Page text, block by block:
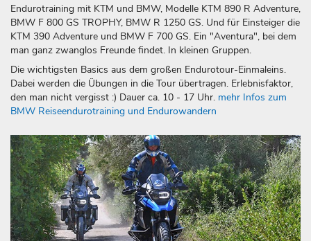
Endurotraining mit KTM und BMW, Modelle KTM 890 R Adventure,
BMW F 800 GS TROPHY, BMW R 1250 GS. Und für Einsteiger die
KTM 390 Adventure und BMW F 700 GS. Ein "Aventura", bei dem
man ganz zwanglos Freunde findet. In kleinen Gruppen.
Die wichtigsten Basics aus dem großen Endurotour-Einmaleins.
Dabei werden die Übungen in die Tour übertragen. Erlebnis­­faktor,
den man nicht vergisst :) Dauer ca. 10 - 17 Uhr. mehr Infos zum
BMW Reiseendurotraining und Endurowandern